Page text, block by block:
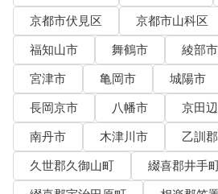
京都市伏見区
京都市山科区
福知山市
舞鶴市 綾部市
宮津市
亀岡市 城陽市
長岡京市
八幡市 京田
南丹市
木津川市
乙訓
久世郡久御山町
綴喜郡井手